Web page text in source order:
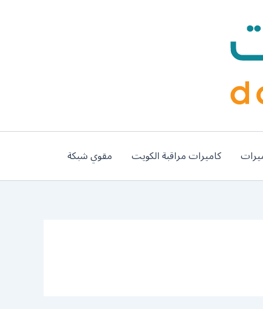
كاميرات مراقبة الكويت مقوي شبكة